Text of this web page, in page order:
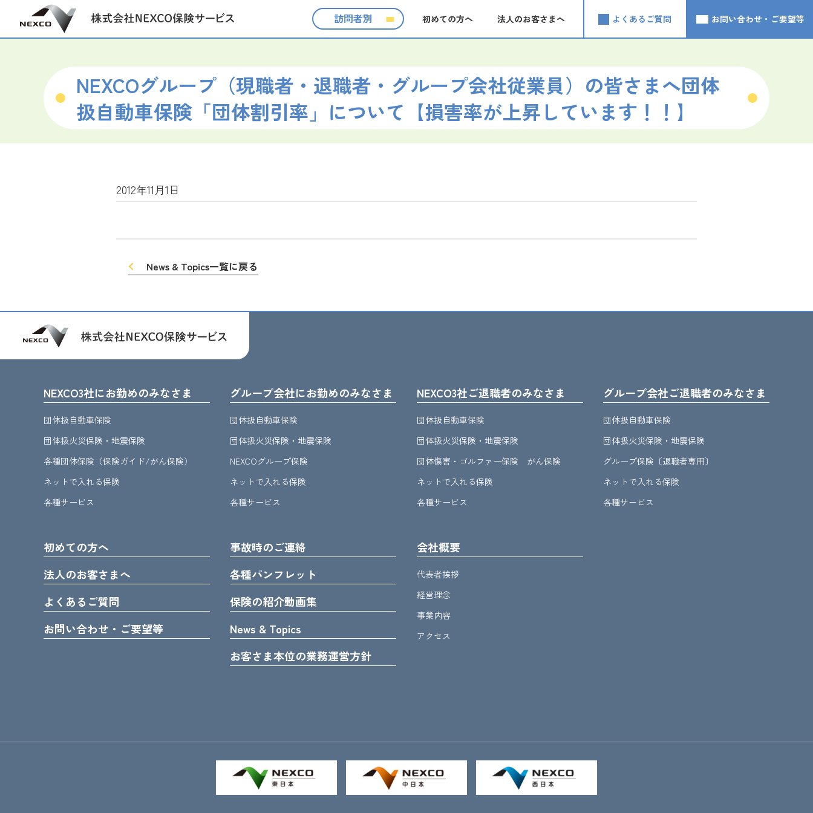
訪問者別 初めての方へ 法人のお客さまへ よくあるご質問 お問い合わせ・ご要望等
NEXCOグループ（現職者・退職者・グループ会社従業員）の皆さまへ団体
扱自動車保険「団体割引率」について【損害率が上昇しています！！】
2012年11月1日
News & Topics一覧に戻る
NEXCO3社にお勤めのみなさま
団体扱自動車保険
団体扱火災保険・地震保険
各種団体保険（保険ガイド/がん保険）
ネットで入れる保険
各種サービス
グループ会社にお勤めのみなさま
団体扱自動車保険
団体扱火災保険・地震保険
NEXCOグループ保険
ネットで入れる保険
各種サービス
NEXCO3社ご退職者のみなさま
団体扱自動車保険
団体扱火災保険・地震保険
団体傷害・ゴルファー保険 がん保険
ネットで入れる保険
各種サービス
グループ会社ご退職者のみなさま
団体扱自動車保険
団体扱火災保険・地震保険
グループ保険〔退職者専用〕
ネットで入れる保険
各種サービス
初めての方へ
法人のお客さまへ
よくあるご質問
お問い合わせ・ご要望等
事故時のご連絡
各種パンフレット
保険の紹介動画集
News & Topics
お客さま本位の業務運営方針
会社概要
代表者挨拶
経営理念
事業内容
アクセス